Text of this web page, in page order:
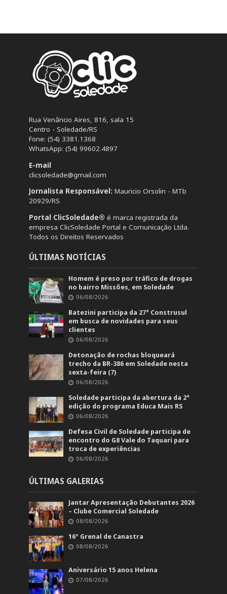
Rua Venâncio Aires, 816, sala 15
Centro - Soledade/RS
Fone: (54) 3381.1368
WhatsApp: (54) 99602.4897
E-mail
clicsoledade@gmail.com
Jornalista Responsável: Mauricio Orsolin - MTb
20929/RS
Portal ClicSoledade® é marca registrada da
empresa ClicSoledade Portal e Comunicação Ltda.
Todos os Direitos Reservados
ÚLTIMAS NOTÍCIAS
Homem é preso por tráfico de drogas
no bairro Missões, em Soledade
06/08/2026
Batezini participa da 27ª Construsul
em busca de novidades para seus
clientes
06/08/2026
Detonação de rochas bloqueará
trecho da BR-386 em Soledade nesta
sexta-feira (7)
06/08/2026
Soledade participa da abertura da 2ª
edição do programa Educa Mais RS
06/08/2026
Defesa Civil de Soledade participa de
encontro do G8 Vale do Taquari para
troca de experiências
06/08/2026
ÚLTIMAS GALERIAS
Jantar Apresentação Debutantes 2026
– Clube Comercial Soledade
08/08/2026
16º Grenal de Canastra
08/08/2026
Aniversário 15 anos Helena
07/08/2026